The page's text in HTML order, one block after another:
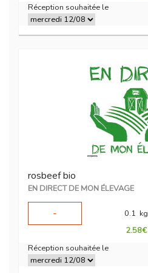
Réception souhaitée le
rosbeef bio
EN DIRECT DE MON ÉLEVAGE
-
0.1 kg
2.58€
Réception souhaitée le